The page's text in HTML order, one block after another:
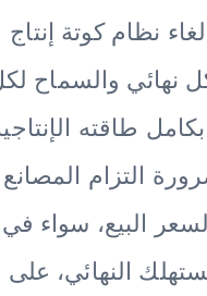
كوتة إنتاج
والسماح لكل
الإنتاجية ، و تم
المصانع بتدوين
سواء في أرض
على شكائر